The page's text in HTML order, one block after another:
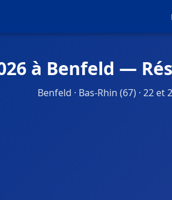
à Benfeld —
Benfeld · Bas-Rhin (67) · 22 et